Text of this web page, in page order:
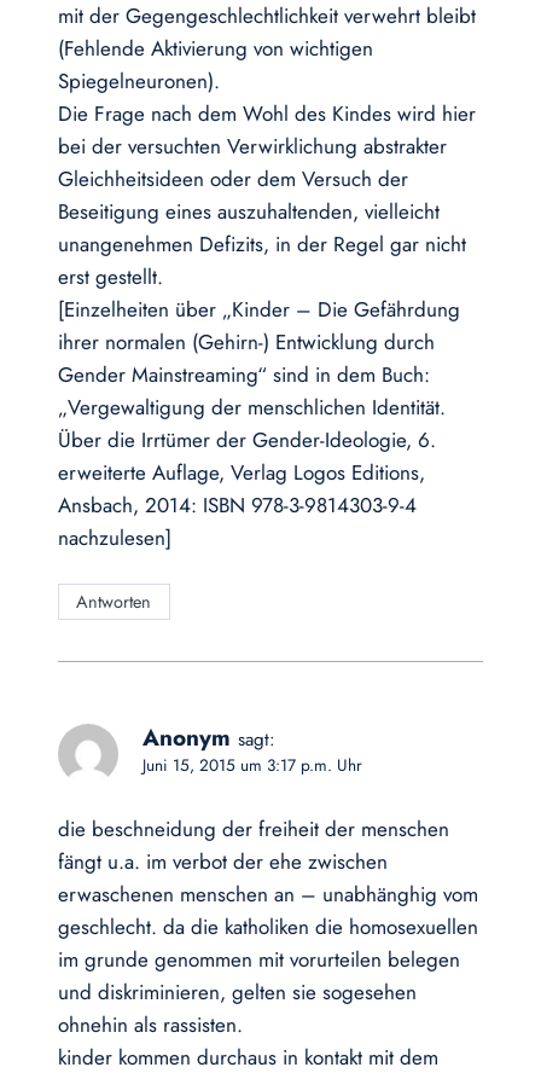
mit der Gegengeschlechtlichkeit verwehrt bleibt
(Fehlende Aktivierung von wichtigen
Spiegelneuronen).
Die Frage nach dem Wohl des Kindes wird hier
bei der versuchten Verwirklichung abstrakter
Gleichheitsideen oder dem Versuch der
Beseitigung eines auszuhaltenden, vielleicht
unangenehmen Defizits, in der Regel gar nicht
erst gestellt.
[Einzelheiten über „Kinder – Die Gefährdung
ihrer normalen (Gehirn-) Entwicklung durch
Gender Mainstreaming“ sind in dem Buch:
„Vergewaltigung der menschlichen Identität.
Über die Irrtümer der Gender-Ideologie, 6.
erweiterte Auflage, Verlag Logos Editions,
Ansbach, 2014: ISBN 978-3-9814303-9-4
nachzulesen]
Antworten
Anonym sagt:
Juni 15, 2015 um 3:17 p.m. Uhr
die beschneidung der freiheit der menschen
fängt u.a. im verbot der ehe zwischen
erwaschenen menschen an – unabhänghig vom
geschlecht. da die katholiken die homosexuellen
im grunde genommen mit vorurteilen belegen
und diskriminieren, gelten sie sogesehen
ohnehin als rassisten.
kinder kommen durchaus in kontakt mit dem